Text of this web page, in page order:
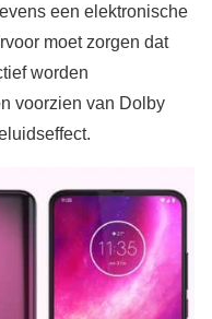
een elektronische
moet zorgen dat
worden
voorzien van Dolby